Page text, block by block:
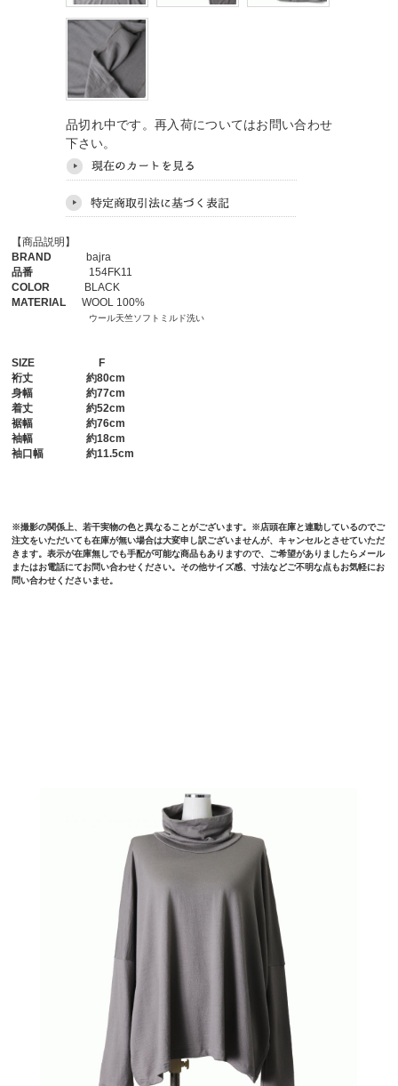
品切れ中です。再入荷についてはお問い合わせ
下さい。
【商品説明】
BRAND bajra
品番 154FK11
COLOR BLACK
MATERIAL WOOL 100%
ウール天竺ソフトミルド洗い
SIZE
F
裄丈 約80cm
身幅 約77cm
着丈 約52cm
裾幅 約76cm
袖幅 約18cm
袖口幅 約11.5cm
※撮影の関係上、若干実物の色と異なることがございます。※店頭在庫と連動しているのでご
注文をいただいても在庫が無い場合は大変申し訳ございませんが、キャンセルとさせていただ
きます。表示が在庫無しでも手配が可能な商品もありますので、ご希望がありましたらメール
またはお電話にてお問い合わせください。その他サイズ感、寸法などご不明な点もお気軽にお
問い合わせくださいませ。